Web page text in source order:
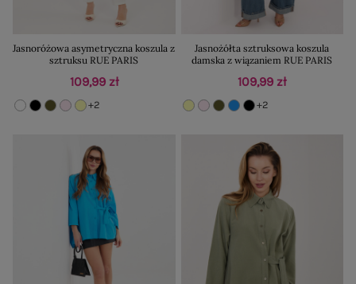
Jasnoróżowa asymetryczna koszula z
sztruksu RUE PARIS
109,99 zł
+2
Jasnożółta sztruksowa koszula
damska z wiązaniem RUE PARIS
109,99 zł
+2